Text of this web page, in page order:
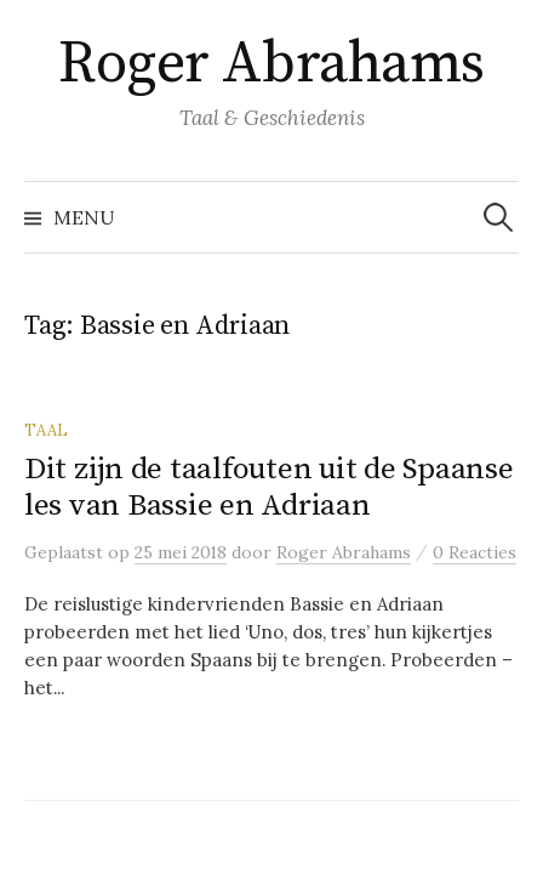
inhoud
springen
Roger Abrahams
Taal & Geschiedenis
MENU
Zoeken
naar:
Tag: Bassie en Adriaan
TAAL
Dit zijn de taalfouten uit de Spaanse
les van Bassie en Adriaan
Geplaatst op 25 mei 2018 door Roger Abrahams / 0 Reacties
De reislustige kindervrienden Bassie en Adriaan
probeerden met het lied ‘Uno, dos, tres’ hun kijkertjes
een paar woorden Spaans bij te brengen. Probeerden –
het...